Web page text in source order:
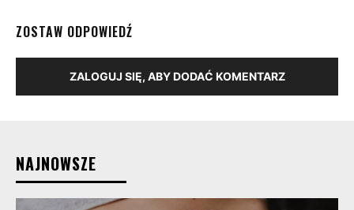
ZOSTAW ODPOWIEDŹ
ZALOGUJ SIĘ, ABY DODAĆ KOMENTARZ
NAJNOWSZE